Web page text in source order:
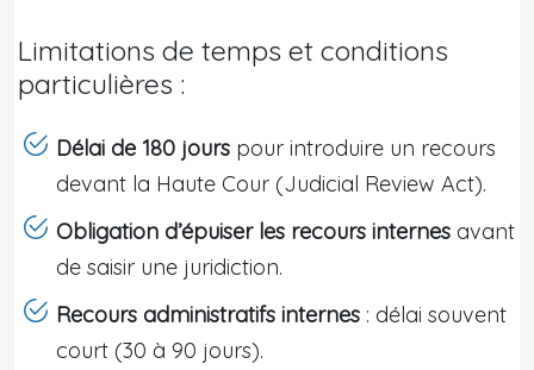
Limitations de temps et conditions
particulières :
Délai de 180 jours pour introduire un recours
devant la Haute Cour (Judicial Review Act).
Obligation d’épuiser les recours internes avant
de saisir une juridiction.
Recours administratifs internes : délai souvent
court (30 à 90 jours).